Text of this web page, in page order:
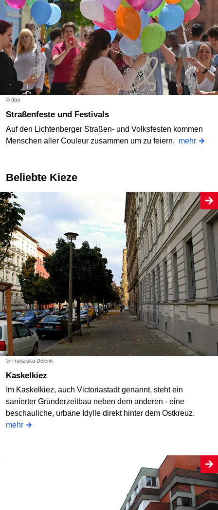
© dpa
Straßenfeste und Festivals
Auf den Lichtenberger Straßen- und Volksfesten kommen
Menschen aller Couleur zusammen um zu feiern. mehr
Beliebte Kieze
© Franziska Delenk
Kaskelkiez
Im Kaskelkiez, auch Victoriastadt genannt, steht ein
sanierter Gründerzeitbau neben dem anderen - eine
beschauliche, urbane Idylle direkt hinter dem Ostkreuz.
mehr